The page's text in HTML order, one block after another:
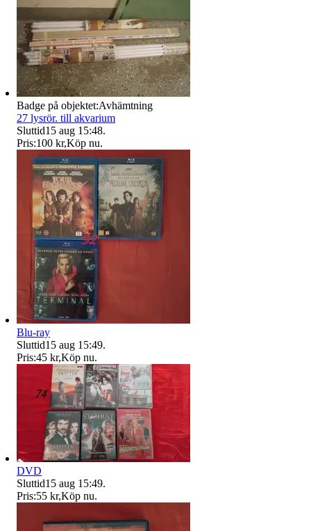
Badge på objektet:Avhämtning
27 lysrör. till akvarium
Sluttid15 aug 15:48.
Pris:100 kr,Köp nu.
Blu-ray
Sluttid15 aug 15:49.
Pris:45 kr,Köp nu.
DVD
Sluttid15 aug 15:49.
Pris:55 kr,Köp nu.